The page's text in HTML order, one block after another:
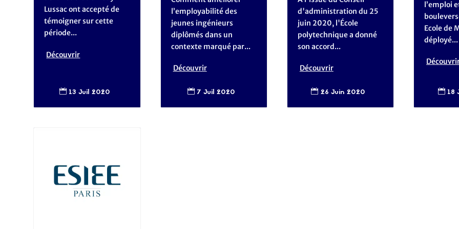
Lussac ont accepté de
témoigner sur cette
période...
Découvrir
 13 Juil 2020
l’employabilité des
jeunes ingénieurs
diplômés dans un
contexte marqué par...
Découvrir
 7 Juil 2020
d'administration du 25
juin 2020, l'École
polytechnique a donné
son accord...
Découvrir
 26 Juin 2020
l’emploi
Ecole de
déployé...
 18